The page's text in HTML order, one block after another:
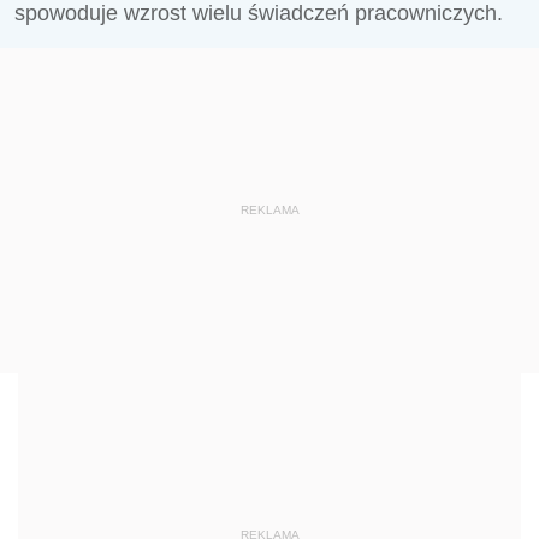
spowoduje wzrost wielu świadczeń pracowniczych.
REKLAMA
REKLAMA